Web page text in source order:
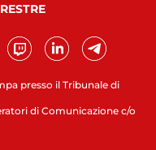
presso il Tribunale di
di Comunicazione c/o